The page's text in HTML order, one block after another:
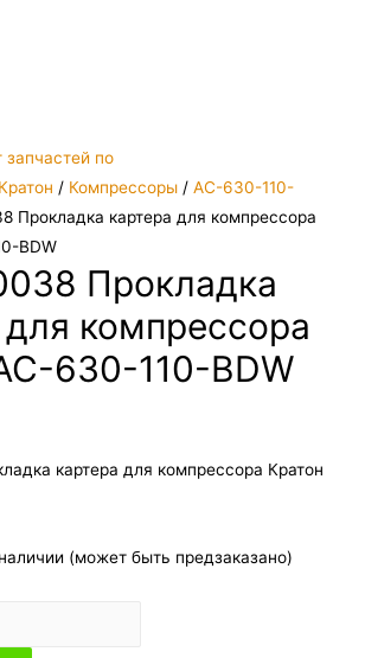
запчастей по
Кратон / Компрессоры / AC-630-110-
Прокладка картера для компрессора
BDW
Прокладка
для компрессора
630-110-BDW
картера для компрессора Кратон
(может быть предзаказано)